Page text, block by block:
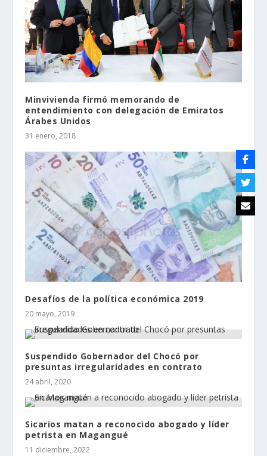
Minvivienda firmó memorando de
entendimiento con delegación de Emiratos
Árabes Unidos
31 enero, 2018
Desafíos de la política económica 2019
20 mayo, 2019
Suspendido Gobernador del Chocó por
presuntas irregularidades en contrato
24 abril, 2020
Sicarios matan a reconocido abogado y líder
petrista en Magangué
11 diciembre, 2022